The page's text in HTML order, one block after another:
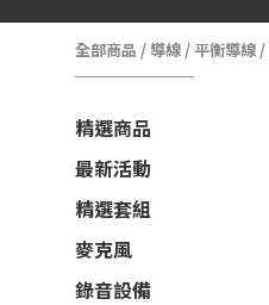
全部商品 / 導線 / 平衡導線 /
精選商品
最新活動
精選套組
麥克風
錄音設備